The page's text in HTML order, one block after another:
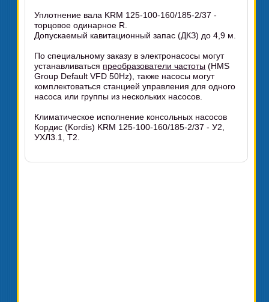
Уплотнение вала KRM 125-100-160/185-2/37 -
торцовое одинарное R.
Допускаемый кавитационный запас (ДКЗ) до 4,9 м.
По специальному заказу в электронасосы могут
устанавливаться преобразователи частоты (HMS
Group Default VFD 50Hz), также насосы могут
комплектоваться станцией управления для одного
насоса или группы из нескольких насосов.
Климатическое исполнение консольных насосов
Кордис (Kordis) KRM 125-100-160/185-2/37 - У2,
УХЛ3.1, Т2.